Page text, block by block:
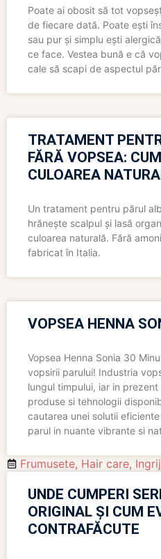
Poate ai obosit să tot
de fiecare dată. Poate ești
sau pur și simplu ești
ce face. Vestea bună e că
cale să scapi de aspectul
TRATAMENT
FĂRĂ VOPSEA:
CULOAREA
Un tratament pentru părul
hrănește scalpul și lasă
culoarea naturală. Fără
fabricat în Italia.
VOPSEA HENNA
Vopsea Henna Sonia 30
vopsirii parului! Industria
lungul timpului, iar in
produse si tehnologii
cautarea unei solutii
parul in nuante vibrante si
Frumusete, Hair care,
UNDE CUMPERI
ORIGINAL ȘI CUM
CONTRAFĂCUTE